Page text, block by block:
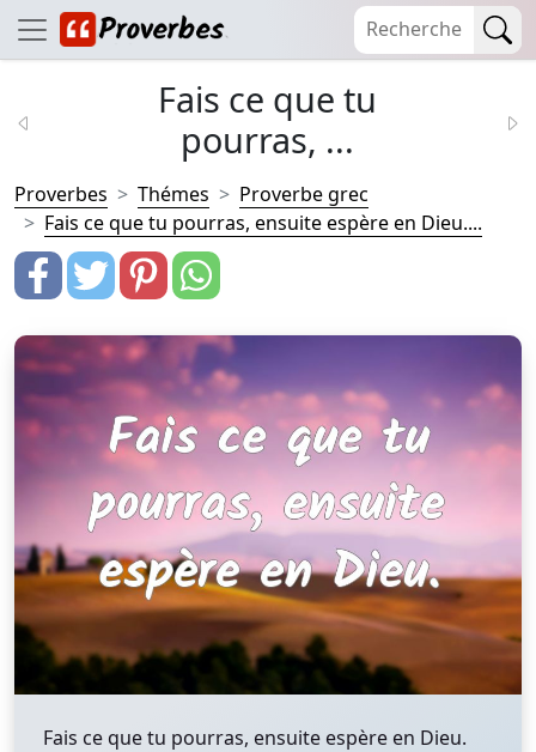
Fais ce que tu
pourras, ...
Proverbes Thémes
Proverbe grec
Fais ce que tu pourras, ensuite espère en Dieu....
Fais ce que tu pourras, ensuite espère en Dieu.